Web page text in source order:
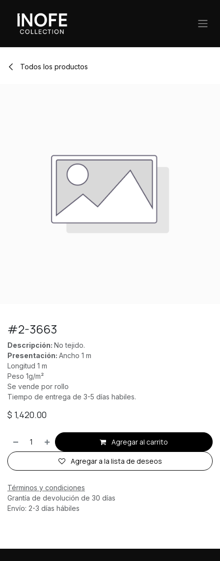
Todos los productos
#2-3663
Descripción: No tejido.
Presentación: Ancho 1 m
Longitud 1 m
Peso 1g/m²
Se vende por rollo
Tiempo de entrega de 3-5 días habiles.
$ 1,420.00
Agregar al carrito
Agregar a la lista de deseos
Términos y condiciones
Grantía de devolución de 30 días
Envío: 2-3 días hábiles